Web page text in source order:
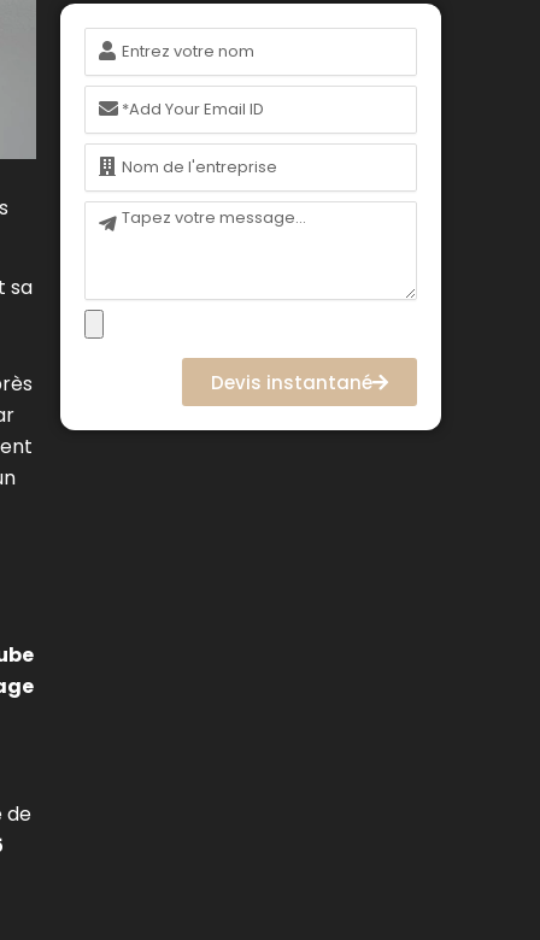
sa
de
rapport à la silice fondue
Performance thermique des tubes
capillaires en quartz par rapport à la
silice fondue
Intégrité mécanique et propriétés de
surface des tubes capillaires en
quartz
analytiques agressifs
Scénarios d'application Adaptation
des tubes capillaires en quartz ou de
la silice fondue à des demandes
spécifiques
Nom
Courriel
Nom
Message
Devis instantané